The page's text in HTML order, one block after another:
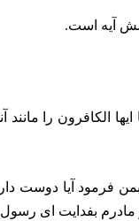
آيه است.
را مانند
آيا دوست
بفدايت اى رسول